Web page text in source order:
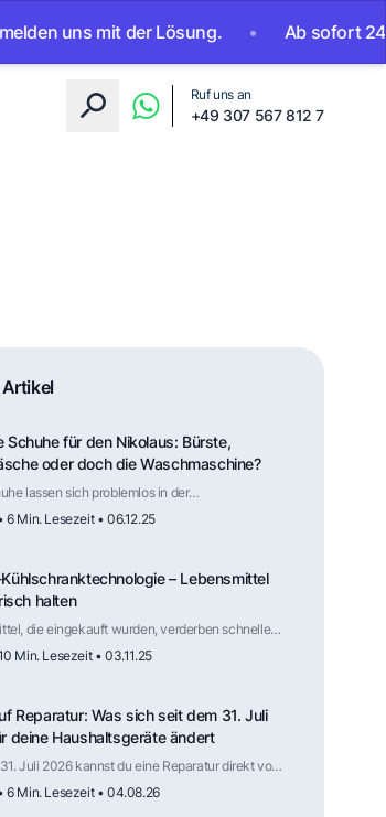
der Lösung. • Ab sofort 24/7 erreichbar.
Ruf uns an
+49 307 567 812 7
Schuhe für den Nikolaus: Bürste,
oder doch die Waschmaschine?
lassen sich problemlos in der
reinigen, solange Material und Aufbau
sind. Der Trockner hingegen ist selten
Nikolaustag ohne viel Aufwand frisch vor der
6 Min. Lesezeit • 06.12.25
– Lebensmittel
halten
die eingekauft wurden, verderben schneller
Der folgende Artikel erklärt dir, wie die
0-Grad-Kühlschranktechnologie funktioniert.
Min. Lesezeit • 03.11.25
Reparatur: Was sich seit dem 31. Juli
deine Haushaltsgeräte ändert
Juli 2026 kannst du eine Reparatur direkt vom
auch nach Ablauf der
Für welche Haushaltsgeräte das gilt, wie
6 Min. Lesezeit • 04.08.26